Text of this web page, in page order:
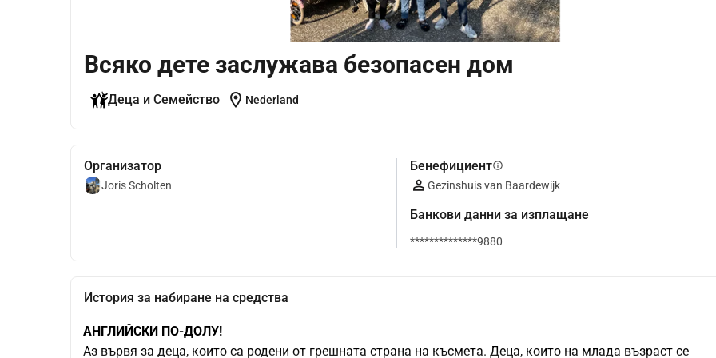
Всяко дете заслужава безопасен дом
Деца и Семейство location_on Nederland
Организатор
Joris Scholten
Бенефициентinfo
Gezinshuis van Baardewijk
Банкови данни за изплащане
**************9880
История за набиране на средства
АНГЛИЙСКИ ПО-ДОЛУ!
Аз вървя за деца, които са родени от грешната страна на късмета. Деца, които на млада възраст се